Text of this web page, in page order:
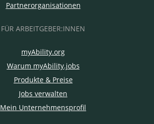
Partnerorganisationen
FÜR ARBEITGEBER:INNEN
myAbility.org
Warum myAbility.jobs
Produkte & Preise
Jobs verwalten
Mein Unternehmensprofil